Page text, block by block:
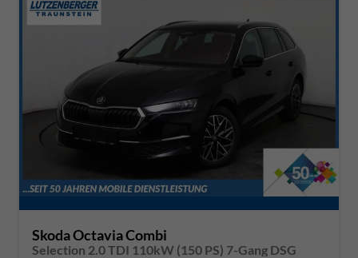
Skoda Octavia Combi
Selection 2.0 TDI 110kW (150 PS) 7-Gang DSG